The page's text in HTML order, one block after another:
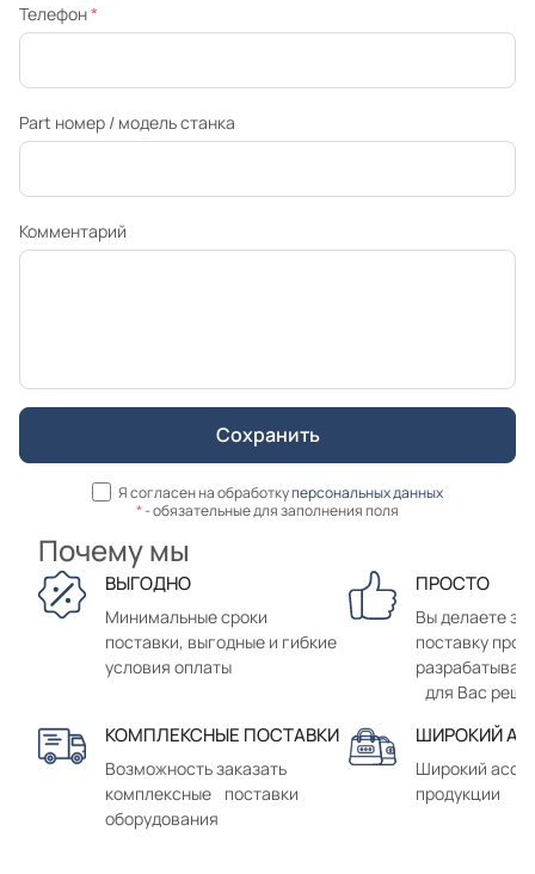
Телефон*
Part номер / модель станка
Комментарий
Я согласен на обработкуперсональных данных
*- обязательные для заполнения поля
Почему мы
ВЫГОДНО
Минимальные сроки
поставки, выгодные и гибкие
условия оплаты
ПРОСТО
Вы делаете
поставку
для Вас
КОМПЛЕКСНЫЕ ПОСТАВКИ
Возможность заказать
комплексные поставки
оборудования
ШИРОКИЙ
Широкий
продукции